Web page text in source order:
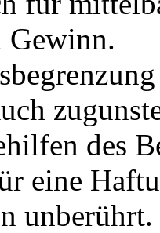
Gewinn.
des
eine
unberührt.